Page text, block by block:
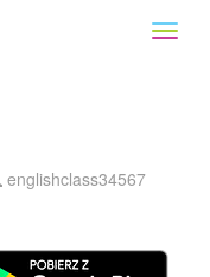
englishclass34567